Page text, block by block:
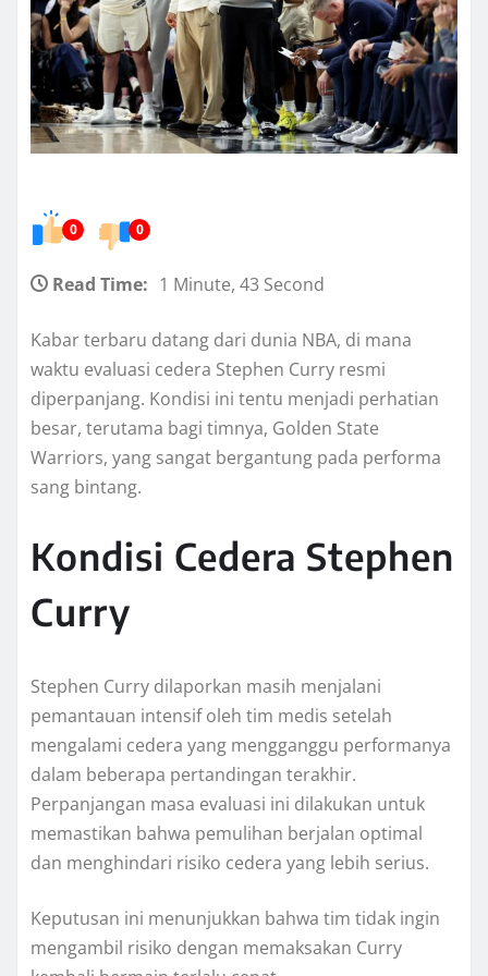
0 0
Read Time: 1 Minute, 43 Second
Kabar terbaru datang dari dunia NBA, di mana
waktu evaluasi cedera Stephen Curry resmi
diperpanjang. Kondisi ini tentu menjadi perhatian
besar, terutama bagi timnya, Golden State
Warriors, yang sangat bergantung pada performa
sang bintang.
Kondisi Cedera Stephen
Curry
Stephen Curry dilaporkan masih menjalani
pemantauan intensif oleh tim medis setelah
mengalami cedera yang mengganggu performanya
dalam beberapa pertandingan terakhir.
Perpanjangan masa evaluasi ini dilakukan untuk
memastikan bahwa pemulihan berjalan optimal
dan menghindari risiko cedera yang lebih serius.
Keputusan ini menunjukkan bahwa tim tidak ingin
mengambil risiko dengan memaksakan Curry